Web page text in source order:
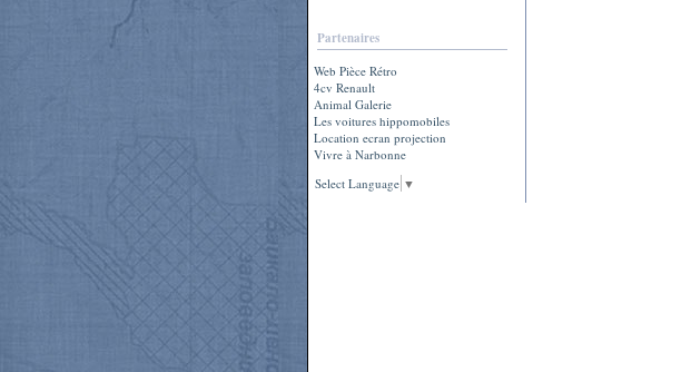
Partenaires
Web Pièce Rétro
4cv Renault
Animal Galerie
Les voitures hippomobiles
Location ecran projection
Vivre à Narbonne
Select Language ▼